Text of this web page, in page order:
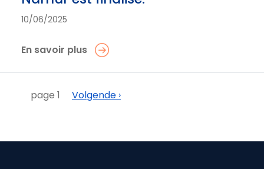
10/06/2025
En savoir plus
Pagination
page 1 Suivant
Volgende ›